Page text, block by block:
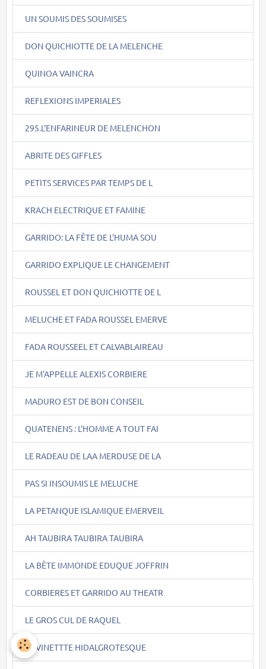
UN SOUMIS DES SOUMISES
DON QUICHIOTTE DE LA MELENCHE
QUINOA VAINCRA
REFLEXIONS IMPERIALES
295.L'ENFARINEUR DE MELENCHON
ABRITE DES GIFFLES
PETITS SERVICES PAR TEMPS DE L
KRACH ELECTRIQUE ET FAMINE
GARRIDO: LA FÊTE DE L'HUMA SOU
GARRIDO EXPLIQUE LE CHANGEMENT
ROUSSEL ET DON QUICHIOTTE DE L
MELUCHE ET FADA ROUSSEL EMERVE
FADA ROUSSEEL ET CALVABLAIREAU
JE M'APPELLE ALEXIS CORBIERE
MADURO EST DE BON CONSEIL
QUATENENS : L'HOMME A TOUT FAI
LE RADEAU DE LAA MERDUSE DE LA
PAS SI INSOUMIS LE MELUCHE
LA PETANQUE ISLAMIQUE EMERVEIL
AH TAUBIRA TAUBIRA TAUBIRA
LA BÊTE IMMONDE EDUQUE JOFFRIN
CORBIERES ET GARRIDO AU THEATR
LE GROS CUL DE RAQUEL
DEVINETTTE HIDALGROTESQUE